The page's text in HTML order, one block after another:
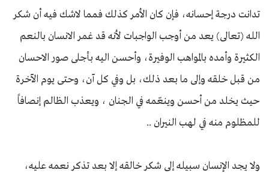
تدانت درجة إحسانه، فإن كان الأمر كذلك فمما لاشك فيه أن شكر
الله (تعالى) يعد من أوجب الواجبات لأنه قد غمر الانسان بالنعم
الكثيرة وأمده بالمواهب الوفيرة، وأحسن اليه بأجلى صور الاحسان
من قبل خلقه وإلى ما بعد ذلك، بل وفي كل آن، وحتى يوم الآخرة
حيث يخلد من أحسن وينعّمه في الجنان ، ويعذب الظالم إنصافاً
للمظلوم منه في لهب النيران ..
ولا يجد الإنسان سبيله إلى شكر خالقه إلا بعد تذكر نعمه عليه،